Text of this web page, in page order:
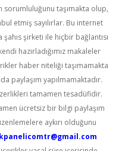
sorumluluğunu taşımakta olup,
etmiş sayılırlar. Bu internet
şirketi ile hiçbir bağlantısı
hazırladığımız makaleler
haber niteliği taşımamakta
paylaşım yapılmamaktadır.
tamamen tesadüfidir.
ücretsiz bir bilgi paylaşım
aykırı olduğunu